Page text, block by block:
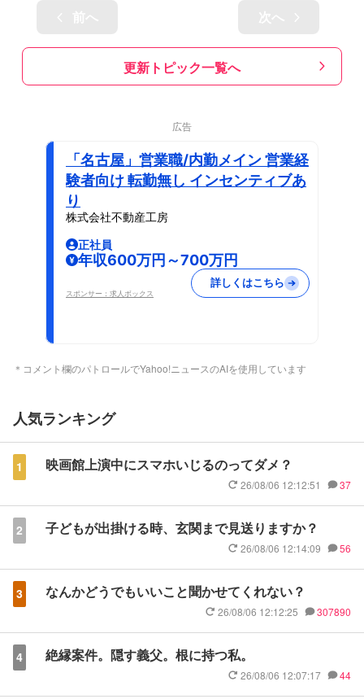
更新トピック一覧へ
広告
「名古屋」営業職/内勤メイン 営業経
験者向け 転勤無し インセンティブあ
り
株式会社不動産工房
正社員
年収600万円～700万円
スポンサー：求人ボックス
詳しくはこちら
＊コメント欄のパトロールでYahoo!ニュースのAIを使用しています
人気ランキング
1 映画館上演中にスマホいじるのってダメ？
26/08/06 12:12:51 37
2 子どもが出掛ける時、玄関まで見送りますか？
26/08/06 12:14:09 56
3 なんかどうでもいいこと聞かせてくれない？
26/08/06 12:12:25 307890
4 絶縁案件。隠す義父。根に持つ私。
26/08/06 12:07:17 44